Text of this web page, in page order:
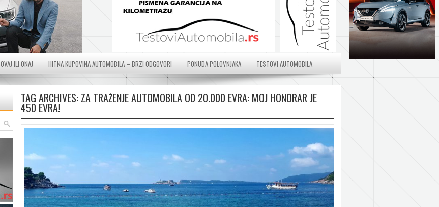
OVAJ ILI ONAJ HITNA KUPOVINA AUTOMOBILA – BRZI ODGOVORI PONUDA POLOVNJAKA TESTOVI AUTOMOBILA
TAG ARCHIVES: ZA TRAŽENJE AUTOMOBILA OD 20.000 EVRA: MOJ HONORAR JE
450 EVRA!